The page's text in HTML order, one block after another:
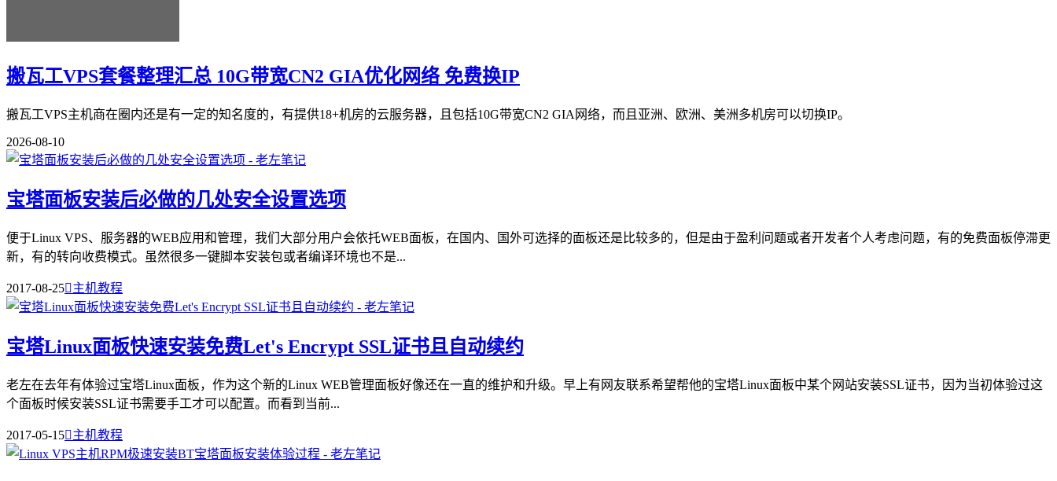
搬瓦工VPS套餐整理汇总 10G带宽CN2 GIA优化网络 免费换IP
搬瓦工VPS主机商在圈内还是有一定的知名度的，有提供18+机房的云服务器，且包括10G带宽CN2 GIA网络，而且亚洲、欧洲、美洲多机房可以切换IP。
2026-08-10
宝塔面板安装后必做的几处安全设置选项
便于Linux VPS、服务器的WEB应用和管理，我们大部分用户会依托WEB面板，在国内、国外可选择的面板还是比较多的，但是由于盈利问题或者开发者个人考虑问题，有的免费面板停滞更
新，有的转向收费模式。虽然很多一键脚本安装包或者编译环境也不是...
2017-08-25主机教程
宝塔Linux面板快速安装免费Let's Encrypt SSL证书且自动续约
老左在去年有体验过宝塔Linux面板，作为这个新的Linux WEB管理面板好像还在一直的维护和升级。早上有网友联系希望帮他的宝塔Linux面板中某个网站安装SSL证书，因为当初体验过这
个面板时候安装SSL证书需要手工才可以配置。而看到当前...
2017-05-15主机教程